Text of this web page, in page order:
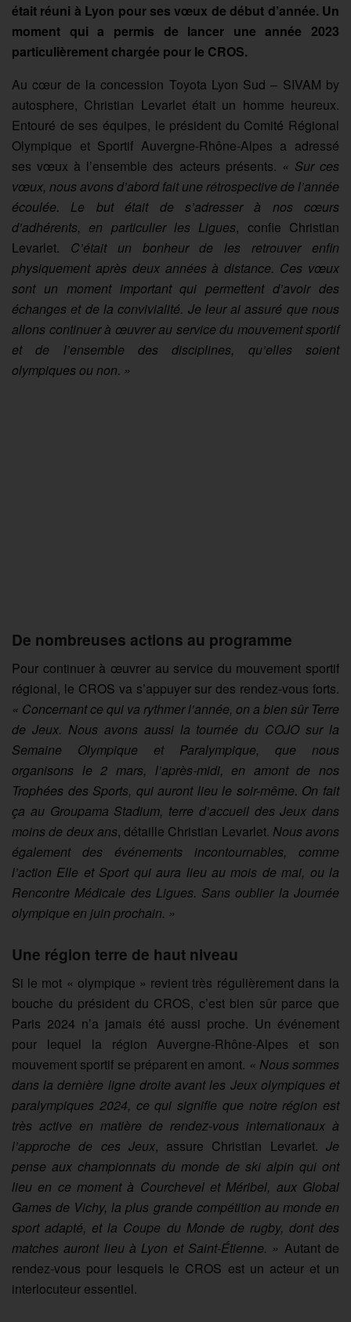
était réuni à Lyon pour ses vœux de début d’année. Un
moment qui a permis de lancer une année 2023
particulièrement chargée pour le CROS.
Au cœur de la concession Toyota Lyon Sud – SIVAM by
autosphere, Christian Levarlet était un homme heureux.
Entouré de ses équipes, le président du Comité Régional
Olympique et Sportif Auvergne-Rhône-Alpes a adressé
ses vœux à l’ensemble des acteurs présents. « Sur ces
vœux, nous avons d’abord fait une rétrospective de l’année
écoulée. Le but était de s’adresser à nos cœurs
d’adhérents, en particulier les Ligues, confie Christian
Levarlet. C’était un bonheur de les retrouver enfin
physiquement après deux années à distance. Ces vœux
sont un moment important qui permettent d’avoir des
échanges et de la convivialité. Je leur ai assuré que nous
allons continuer à œuvrer au service du mouvement sportif
et de l’ensemble des disciplines, qu’elles soient
olympiques ou non. »
De nombreuses actions au programme
Pour continuer à œuvrer au service du mouvement sportif
régional, le CROS va s’appuyer sur des rendez-vous forts.
« Concernant ce qui va rythmer l’année, on a bien sûr Terre
de Jeux. Nous avons aussi la tournée du COJO sur la
Semaine Olympique et Paralympique, que nous
organisons le 2 mars, l’après-midi, en amont de nos
Trophées des Sports, qui auront lieu le soir-même. On fait
ça au Groupama Stadium, terre d’accueil des Jeux dans
moins de deux ans, détaille Christian Levarlet. Nous avons
également des événements incontournables, comme
l’action Elle et Sport qui aura lieu au mois de mai, ou la
Rencontre Médicale des Ligues. Sans oublier la Journée
olympique en juin prochain. »
Une région terre de haut niveau
Si le mot « olympique » revient très régulièrement dans la
bouche du président du CROS, c’est bien sûr parce que
Paris 2024 n’a jamais été aussi proche. Un événement
pour lequel la région Auvergne-Rhône-Alpes et son
mouvement sportif se préparent en amont. « Nous sommes
dans la dernière ligne droite avant les Jeux olympiques et
paralympiques 2024, ce qui signifie que notre région est
très active en matière de rendez-vous internationaux à
l’approche de ces Jeux, assure Christian Levarlet.Je
pense aux championnats du monde de ski alpin qui ont
lieu en ce moment à Courchevel et Méribel, aux Global
Games de Vichy, la plus grande compétition au monde en
sport adapté, et la Coupe du Monde de rugby, dont des
matches auront lieu à Lyon et Saint-Étienne. » Autant de
rendez-vous pour lesquels le CROS est un acteur et un
interlocuteur essentiel.